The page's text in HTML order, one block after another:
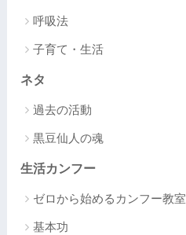
呼吸法
子育て・生活
ネタ
過去の活動
黒豆仙人の魂
生活カンフー
ゼロから始めるカンフー教室
基本功